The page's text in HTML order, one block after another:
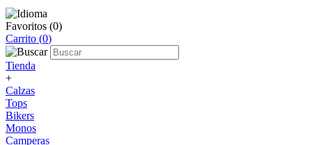
Favoritos (0)
Carrito (0)
Tienda
+
Calzas
Tops
Bikers
Monos
Camperas